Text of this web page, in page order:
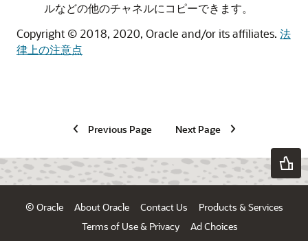
ルなどの他のチャネルにコピーできます。
Copyright © 2018, 2020, Oracle and/or its affiliates. 法
律上の注意点
Previous Page Next Page
© Oracle About Oracle Contact Us
Products & Services
Terms of Use & Privacy
Ad Choices